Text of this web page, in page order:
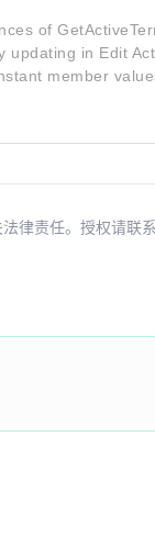
of
updating in Edit
member
律责任。授权请联